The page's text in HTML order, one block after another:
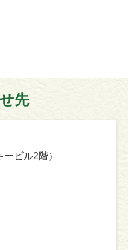
先
ビル2階）